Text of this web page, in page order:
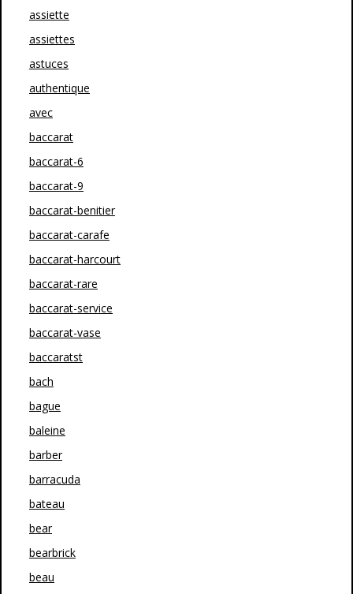
assiette
assiettes
astuces
authentique
avec
baccarat
baccarat-6
baccarat-9
baccarat-benitier
baccarat-carafe
baccarat-harcourt
baccarat-rare
baccarat-service
baccarat-vase
baccaratst
bach
bague
baleine
barber
barracuda
bateau
bear
bearbrick
beau